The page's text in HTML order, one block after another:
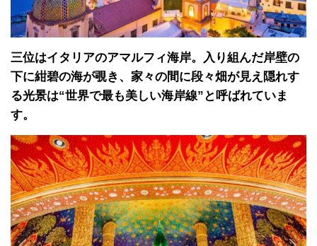
三位はイタリアのアマルフィ海岸。入り組んだ岸壁の
下に紺碧の海が覗き、家々の間に段々畑が見え隠れす
る光景は“世界で最も美しい海岸線”と呼ばれていま
す。